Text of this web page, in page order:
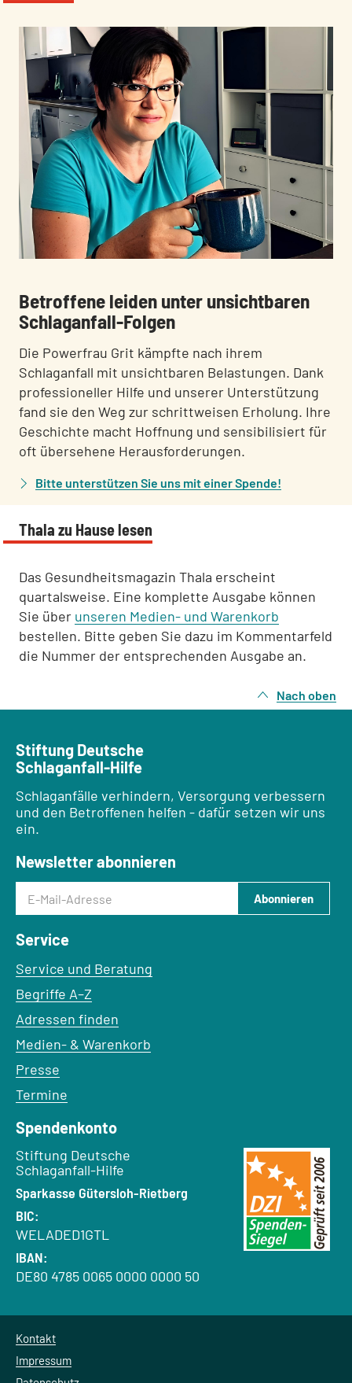
:Betroffene leiden unter unsichtbaren
Schlaganfall-Folgen
Die Powerfrau Grit kämpfte nach ihrem
Schlaganfall mit unsichtbaren Belastungen. Dank
professioneller Hilfe und unserer Unterstützung
fand sie den Weg zur schrittweisen Erholung. Ihre
Geschichte macht Hoffnung und sensibilisiert für
oft übersehene Herausforderungen.
Bitte unterstützen Sie uns mit einer Spende!
Thala zu Hause lesen
Das Gesundheitsmagazin Thala erscheint
quartalsweise. Eine komplette Ausgabe können
Sie über unseren Medien- und Warenkorb
bestellen. Bitte geben Sie dazu im Kommentarfeld
die Nummer der entsprechenden Ausgabe an.
Nach oben
Stiftung Deutsche
Schlaganfall-Hilfe
Schlaganfälle verhindern, Versorgung verbessern
und den Betroffenen helfen - dafür setzen wir uns
ein.
Newsletter abonnieren
E-Mail-Adresse
Abonnieren
Service
Service und Beratung
Begriffe A–Z
Adressen finden
Medien- & Warenkorb
Presse
Termine
Spendenkonto
Empfänger:
Stiftung Deutsche
Schlaganfall-Hilfe
Bank:
Sparkasse Gütersloh-Rietberg
BIC:
WELADED1GTL
IBAN:
DE80 4785 0065 0000 0000 50
Kontakt
Impressum